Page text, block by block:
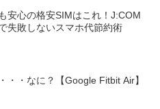
安心の格安SIMはこれ！J:COM
失敗しないスマホ代節約術
・・なに？【Google Fitbit Air】